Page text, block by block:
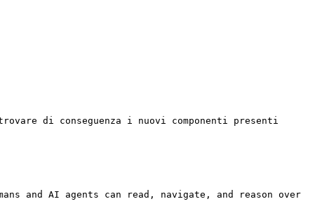
di conseguenza i nuovi componenti presenti
and AI agents can read, navigate, and reason over